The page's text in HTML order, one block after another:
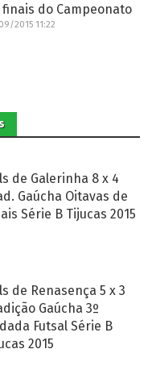
finais do Campeonato
2015 11:22
de Galerinha 8 x 4
Gaúcha Oitavas de
Série B Tijucas 2015
de Renasença 5 x 3
Gaúcha 3º
Futsal Série B
2015